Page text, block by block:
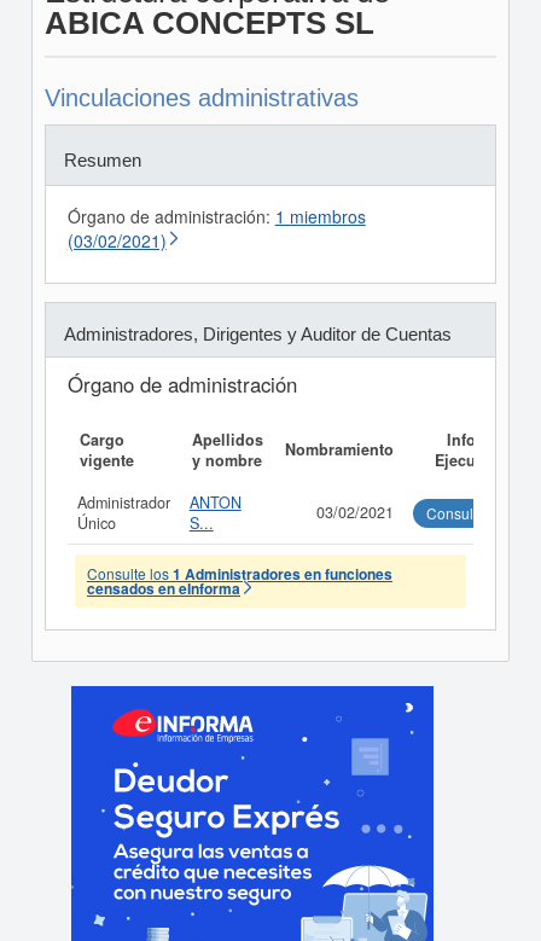
ABICA CONCEPTS SL
Vinculaciones administrativas
Resumen
Órgano de administración: 1 miembros
(03/02/2021)
Administradores, Dirigentes y Auditor de Cuentas
Órgano de administración
Cargo
vigente
Apellidos
y nombre
Nombramiento
Informe
Ejecutivo
Administrador
Único
ANTON
S...
03/02/2021 Consultar
Consulte los1 Administradores en funciones
censados en eInforma